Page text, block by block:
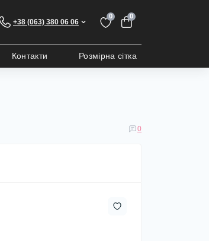
+38 (063) 380 06 06
0 0
Контакти Розмірна сітка
0